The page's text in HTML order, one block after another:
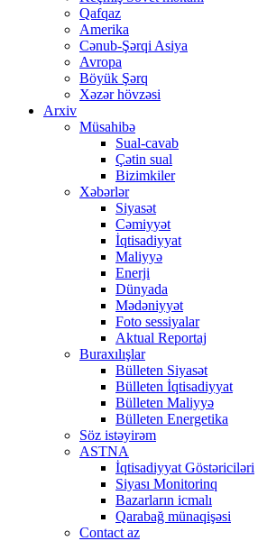
Qafqaz
Amerika
Cənub-Şərqi Asiya
Avropa
Böyük Şərq
Xəzər hövzəsi
Arxiv
Müsahibə
Sual-cavab
Çətin sual
Bizimkiler
Xəbərlər
Siyasət
Cəmiyyət
İqtisadiyyat
Maliyyə
Enerji
Dünyada
Mədəniyyət
Foto sessiyalar
Aktual Reportaj
Buraxılışlar
Bülleten Siyasət
Bülleten İqtisadiyyat
Bülleten Maliyyə
Bülleten Energetika
Söz istəyirəm
ASTNA
İqtisadiyyat Göstəriciləri
Siyası Monitorinq
Bazarların icmalı
Qarabağ münaqişəsi
Contact az